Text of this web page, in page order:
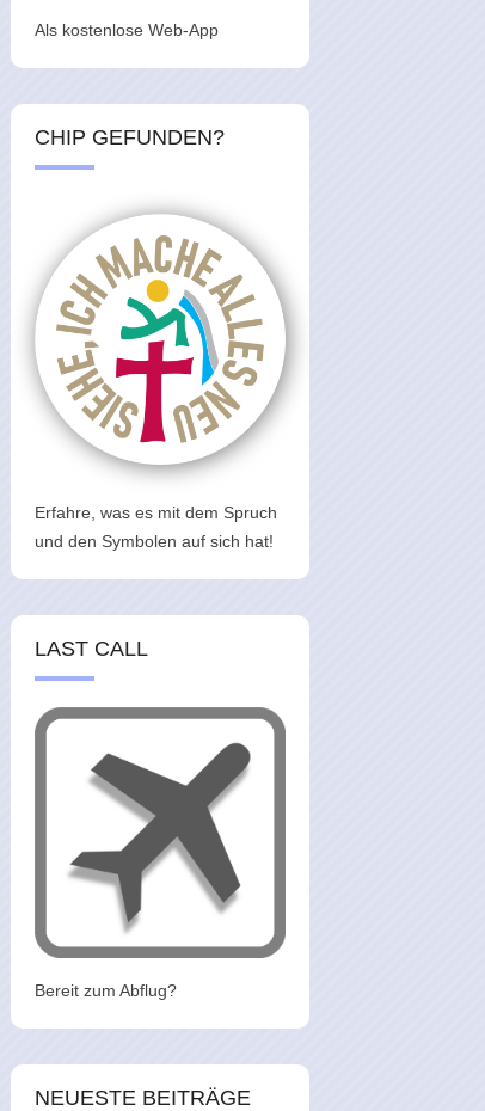
Als kostenlose Web-App
CHIP GEFUNDEN?
Erfahre, was es mit dem Spruch
und den Symbolen auf sich hat!
LAST CALL
Bereit zum Abflug?
NEUESTE BEITRÄGE